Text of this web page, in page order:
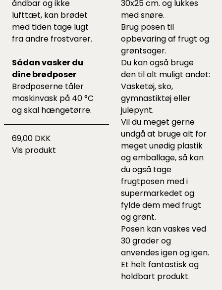
åndbar og ikke
lufttæt, kan brødet
med tiden tage lugt
fra andre frostvarer.
Sådan vasker du
dine brødposer
Brødposerne tåler
maskinvask på 40 °C
og skal hængetørre.
69,00 DKK
Vis produkt
30x25 cm. og lukkes
med snøre.
Brug posen til
opbevaring af frugt og
grøntsager.
Du kan også bruge
den til alt muligt andet:
Vasketøj, sko,
gymnastiktøj eller
julepynt.
Vil du meget gerne
undgå at bruge alt for
meget unødig plastik
og emballage, så kan
du også tage
frugtposen med i
supermarkedet og
fylde dem med frugt
og grønt.
Posen kan vaskes ved
30 grader og
anvendes igen og igen.
Et helt fantastisk og
holdbart produkt.